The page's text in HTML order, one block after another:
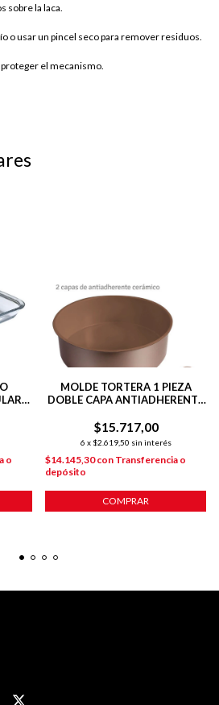
sobre la laca.
o usar un pincel seco para remover residuos.
el mecanismo.
o
MOLDE TORTERA 1 PIEZA
DOBLE CAPA ANTIADHERENTE
$15.717,00
6 x $2.619,50 sin interés
$14.145,30con Transferencia o
depósito
COMPRAR